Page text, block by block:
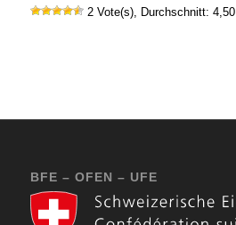
2 Vote(s), Durchschnitt: 4,50
BFE – OFEN – UFE